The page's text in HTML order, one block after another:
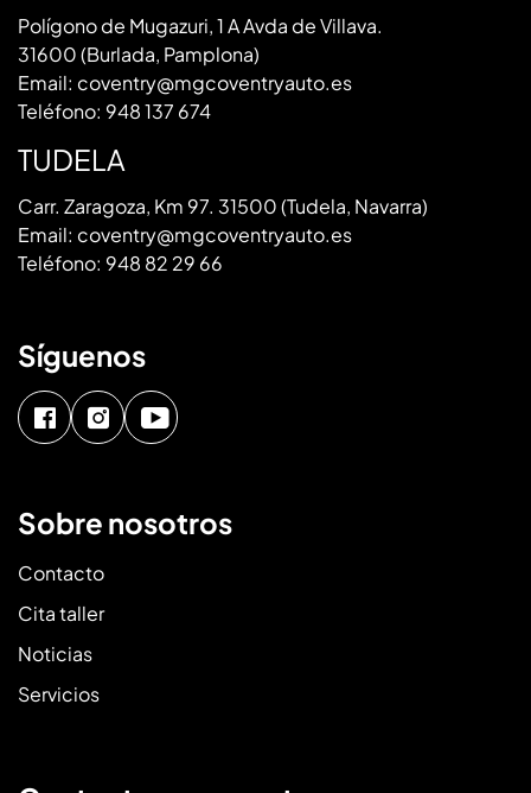
Polígono de Mugazuri, 1 A Avda de Villava.
31600 (Burlada, Pamplona)
Email: coventry@mgcoventryauto.es
Teléfono: 948 137 674
TUDELA
Carr. Zaragoza, Km 97. 31500 (Tudela, Navarra)
Email: coventry@mgcoventryauto.es
Teléfono: 948 82 29 66
Síguenos
Sobre nosotros
Contacto
Cita taller
Noticias
Servicios